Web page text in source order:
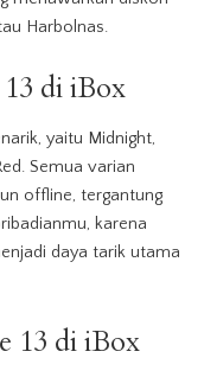
Harbolnas.
di iBox
yaitu Midnight,
Semua varian
offline, tergantung
karena
daya tarik utama
13 di iBox